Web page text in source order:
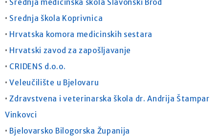
• Srednja medicinska škola Slavonski Brod
• Srednja škola Koprivnica
• Hrvatska komora medicinskih sestara
• Hrvatski zavod za zapošljavanje
• CRIDENS d.o.o.
•Veleučilište u Bjelovaru
•Zdravstvena i veterinarska škola dr. Andrija Štampar
Vinkovci
• Bjelovarsko Bilogorska Županija